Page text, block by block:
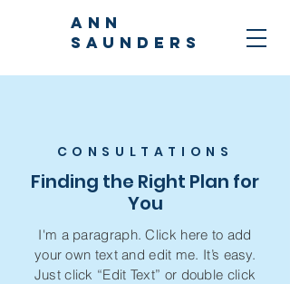
ANN
SAUNDERS
CONSULTATIONS
Finding the Right Plan for
You
I'm a paragraph. Click here to add
your own text and edit me. It’s easy.
Just click “Edit Text” or double click